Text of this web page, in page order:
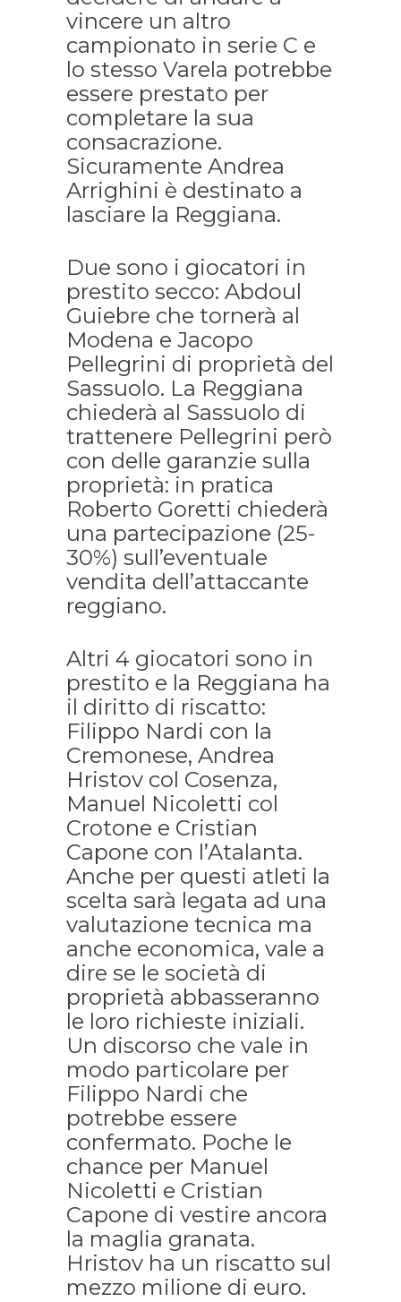
vincere un altro
campionato in serie C e
lo stesso Varela potrebbe
essere prestato per
completare la sua
consacrazione.
Sicuramente Andrea
Arrighini è destinato a
lasciare la Reggiana.
Due sono i giocatori in
prestito secco: Abdoul
Guiebre che tornerà al
Modena e Jacopo
Pellegrini di proprietà del
Sassuolo. La Reggiana
chiederà al Sassuolo di
trattenere Pellegrini però
con delle garanzie sulla
proprietà: in pratica
Roberto Goretti chiederà
una partecipazione (25-
30%) sull’eventuale
vendita dell’attaccante
reggiano.
Altri 4 giocatori sono in
prestito e la Reggiana ha
il diritto di riscatto:
Filippo Nardi con la
Cremonese, Andrea
Hristov col Cosenza,
Manuel Nicoletti col
Crotone e Cristian
Capone con l’Atalanta.
Anche per questi atleti la
scelta sarà legata ad una
valutazione tecnica ma
anche economica, vale a
dire se le società di
proprietà abbasseranno
le loro richieste iniziali.
Un discorso che vale in
modo particolare per
Filippo Nardi che
potrebbe essere
confermato. Poche le
chance per Manuel
Nicoletti e Cristian
Capone di vestire ancora
la maglia granata.
Hristov ha un riscatto sul
mezzo milione di euro.